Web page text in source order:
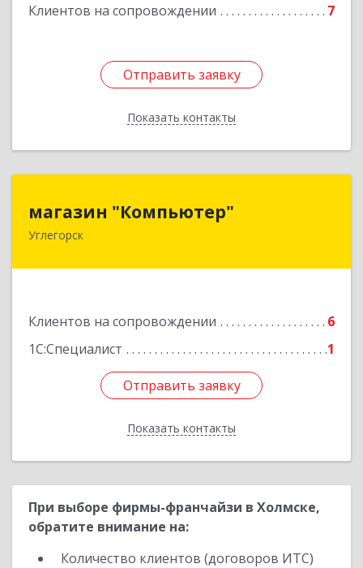
Клиентов на сопровождении 7
Отправить заявку
Показать контакты
Отправить заявку
Назад
магазин "Компьютер"
Углегорск
Клиентов на сопровождении
6
1С:Специалист
1
Отправить заявку
Показать контакты
694920, Сахалинская обл, Углегорский р-н,
Отправить заявку
Назад
При выборе фирмы-франчайзи в Холмске,
обратите внимание на:
Количество клиентов (договоров ИТС)